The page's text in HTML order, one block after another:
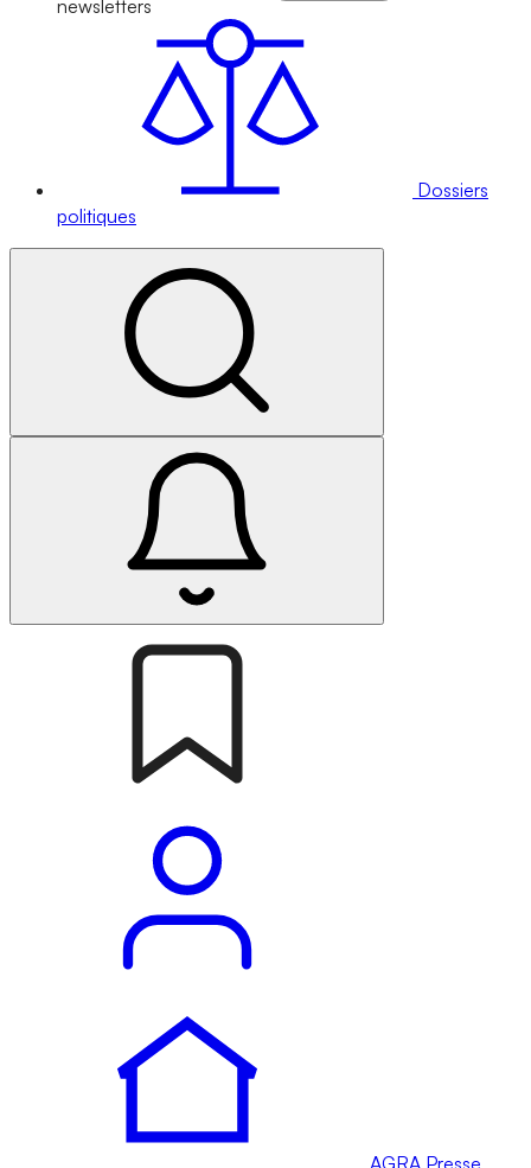
newsletters
Dossiers
politiques
AGRA Presse